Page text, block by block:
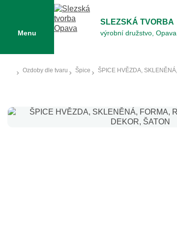
Menu
SLEZSKÁ TVORBA
výrobní družstvo, Opava
Ozdoby dle tvaru Špice ŠPICE HVĚZDA,